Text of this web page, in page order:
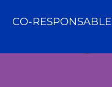
CO-RESPONSABLE